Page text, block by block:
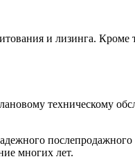
и лизинга. Кроме
техническому
многих лет.